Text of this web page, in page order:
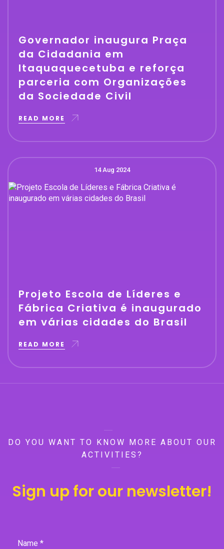
Governador inaugura Praça
da Cidadania em
Itaquaquecetuba e reforça
parceria com Organizações
da Sociedade Civil
READ MORE
14 Aug 2024
Projeto Escola de Líderes e
Fábrica Criativa é inaugurado
em várias cidades do Brasil
READ MORE
DO YOU WANT TO KNOW MORE ABOUT OUR
ACTIVITIES?
Sign up for our newsletter!
Name *